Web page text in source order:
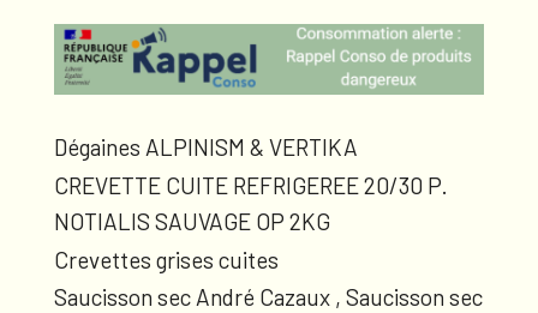
Dégaines ALPINISM & VERTIKA
CREVETTE CUITE REFRIGEREE 20/30 P.
NOTIALIS SAUVAGE OP 2KG
Crevettes grises cuites
Saucisson sec André Cazaux , Saucisson sec